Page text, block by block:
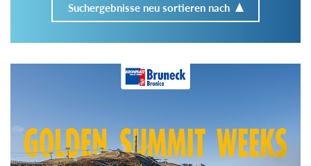
Suchergebnisse neu sortieren nach
Im Tourenarchiv suchen